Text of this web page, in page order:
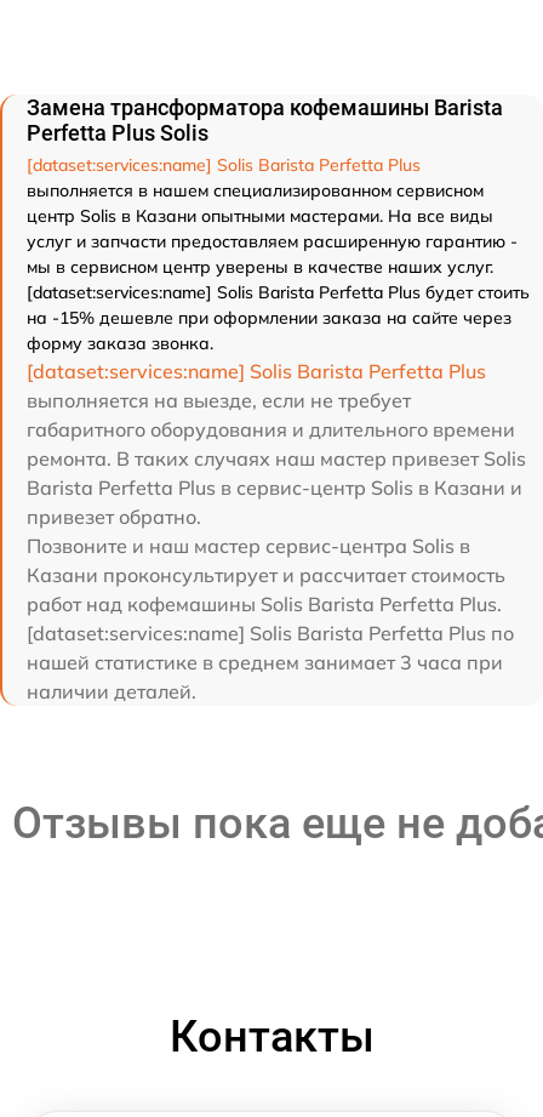
Замена трансформатора кофемашины Barista
Perfetta Plus Solis
[dataset:services:name] Solis Barista Perfetta Plus
выполняется в нашем специализированном сервисном
центр Solis в Казани опытными мастерами. На все виды
услуг и запчасти предоставляем расширенную гарантию -
мы в сервисном центр уверены в качестве наших услуг.
[dataset:services:name] Solis Barista Perfetta Plus будет стоить
на -15% дешевле при оформлении заказа на сайте через
форму заказа звонка.
[dataset:services:name] Solis Barista Perfetta Plus
выполняется на выезде, если не требует
габаритного оборудования и длительного времени
ремонта. В таких случаях наш мастер привезет Solis
Barista Perfetta Plus в сервис-центр Solis в Казани и
привезет обратно.
Позвоните и наш мастер сервис-центра Solis в
Казани проконсультирует и рассчитает стоимость
работ над кофемашины Solis Barista Perfetta Plus.
[dataset:services:name] Solis Barista Perfetta Plus по
нашей статистике в среднем занимает 3 часа при
наличии деталей.
Отзывы пока еще не
Контакты